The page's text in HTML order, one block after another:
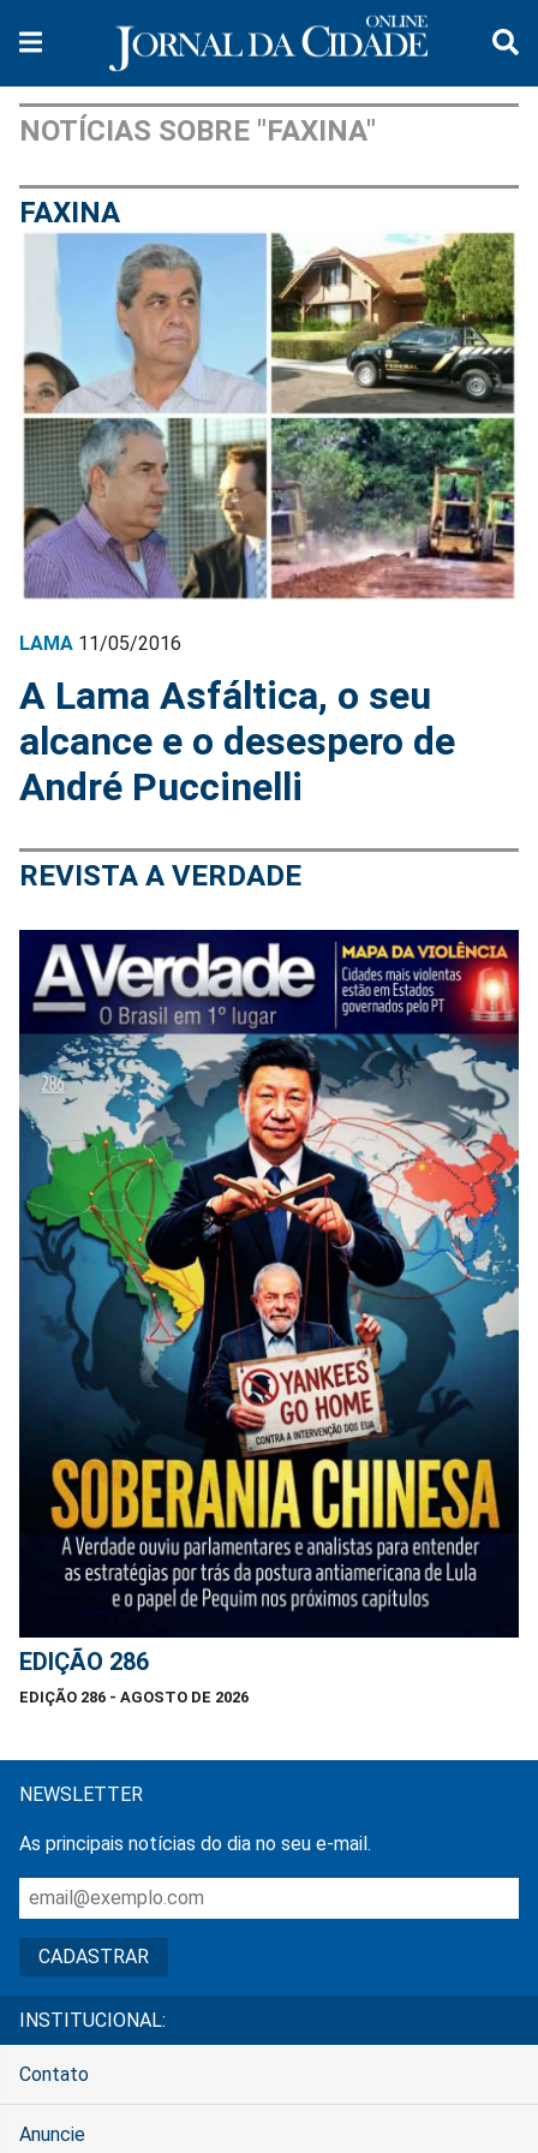
NOTÍCIAS SOBRE "FAXINA"
FAXINA
LAMA 11/05/2016
A Lama Asfáltica, o seu
alcance e o desespero de
André Puccinelli
REVISTA A VERDADE
EDIÇÃO 286
EDIÇÃO 286 - AGOSTO DE 2026
NEWSLETTER
As principais notícias do dia no seu e-mail.
INSTITUCIONAL:
Contato
Anuncie